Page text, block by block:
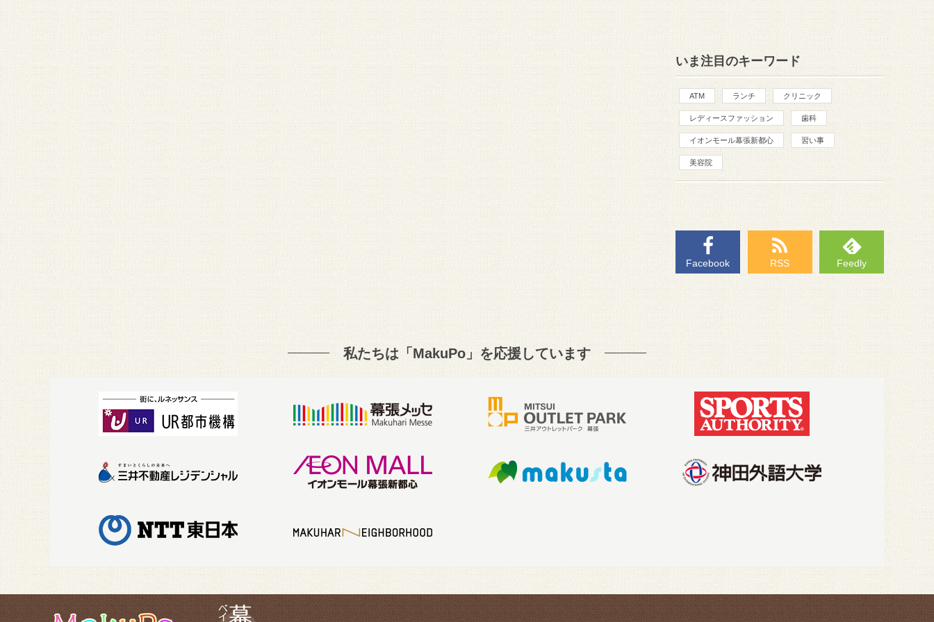
いま注目のキーワード
ATM ランチ クリニック
レディースファッション 歯科
イオンモール幕張新都心 習い事
美容院
Facebook RSS Feedly
私たちは「MakuPo」を応援しています